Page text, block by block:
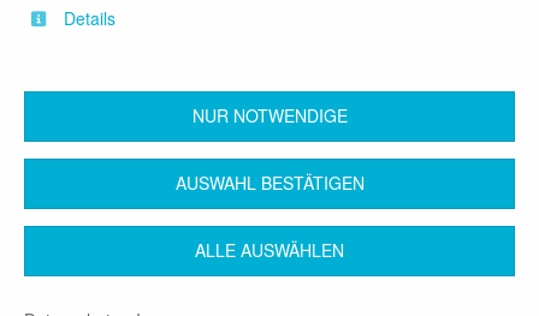
Menschen neue Perspektiven und begleiten auf
zurück
Kontakt Impressum AGB Datenschutz
Details
NUR NOTWENDIGE
AUSWAHL BESTÄTIGEN
ALLE AUSWÄHLEN